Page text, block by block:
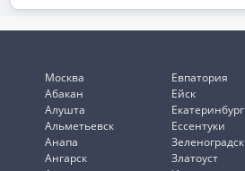
Москва
Абакан
Алушта
Альметьевск
Анапа
Ангарск
Евпатория
Ейск
Екатеринбург
Ессентуки
Зеленоградск
Златоуст